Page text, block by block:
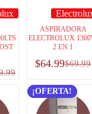
ASPIRADORA
ELECTROLUX
2 EN 1
$69.99
$64.99
¡OFERTA!